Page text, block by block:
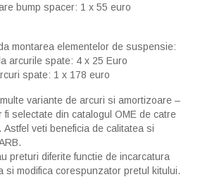
bump spacer: 1 x 55 euro
montarea elementelor de suspensie:
arcurile spate: 4 x 25 Euro
spate: 1 x 178 euro
variante de arcuri si amortizoare –
selectate din catalogul OME de catre
veti beneficia de calitatea si
preturi diferite functie de incarcatura
si modifica corespunzator pretul kitului.